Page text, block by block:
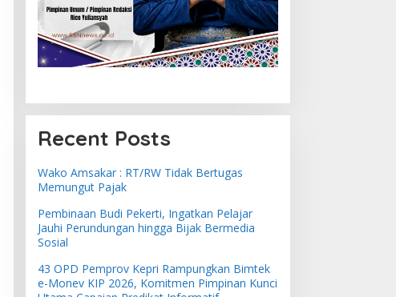
Recent Posts
Wako Amsakar : RT/RW Tidak Bertugas
Memungut Pajak
Pembinaan Budi Pekerti, Ingatkan Pelajar
Jauhi Perundungan hingga Bijak Bermedia
Sosial
43 OPD Pemprov Kepri Rampungkan Bimtek
e-Monev KIP 2026, Komitmen Pimpinan Kunci